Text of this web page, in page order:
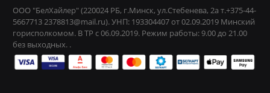
ООО "БелХайлер" (220024 РБ, г.Минск, ул.Стебенева, 2а т.+375-44-
5667713 2378813@mail.ru). УНП: 193304407 от 02.09.2019 Минский
горисполкомом. В ТР с 06.09.2019. Режим работы: 9.00 до 21.00
без выходных. .